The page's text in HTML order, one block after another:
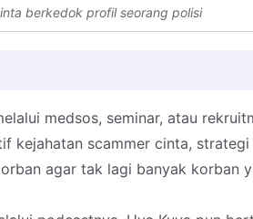
berkedok profil seorang polisi
medsos, seminar, atau
kejahatan scammer cinta,
agar tak lagi banyak korban